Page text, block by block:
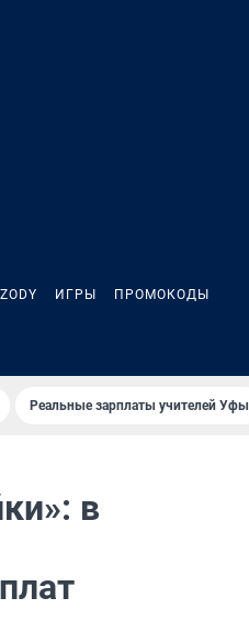
ZODY ИГРЫ ПРОМОКОДЫ
Реальные зарплаты учителей Уфы
в